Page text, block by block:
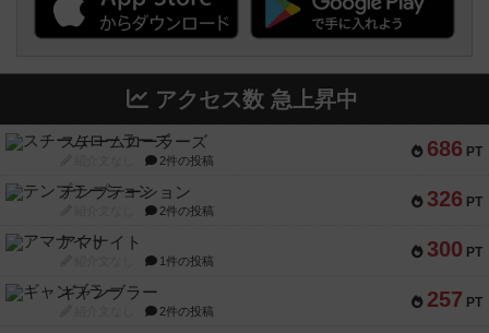
アクセス数 急上昇中
686 PT
スチームローラーズ
2件の投稿
326 PT
テンプテーション
2件の投稿
300 PT
アマナイト
1件の投稿
257 PT
ギャンブラー
2件の投稿